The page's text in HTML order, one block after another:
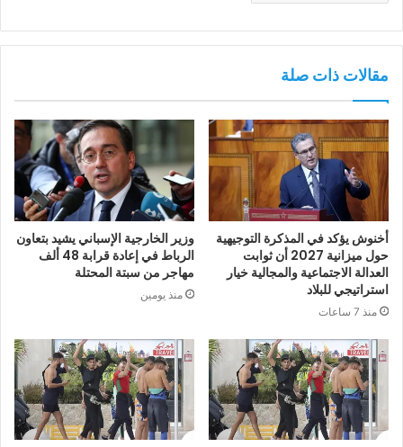
مقالات ذات صلة
أخنوش يؤكد في المذكرة التوجيهية
حول ميزانية 2027 أن ثوابت
العدالة الاجتماعية والمجالية خيار
استراتيجي للبلاد
منذ 7 ساعات
وزير الخارجية الإسباني يشيد بتعاون
الرباط في إعادة قرابة 48 ألف
مهاجر من سبتة المحتلة
منذ يومين